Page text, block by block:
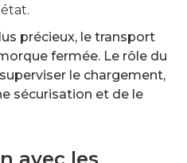
précieux, le transport
fermée. Le rôle du
le chargement,
sécurisation et de le